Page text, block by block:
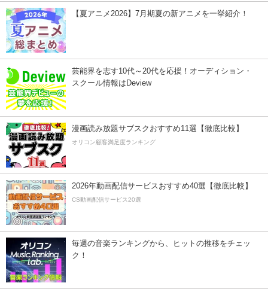
【夏アニメ2026】7月期夏の新アニメを一挙紹介！
芸能界を志す10代～20代を応援！オーディション・
スクール情報はDeview
漫画読み放題サブスクおすすめ11選【徹底比較】
オリコン顧客満足度ランキング
2026年動画配信サービスおすすめ40選【徹底比較】
CS動画配信サービス20選
毎週の音楽ランキングから、ヒットの推移をチェッ
ク！